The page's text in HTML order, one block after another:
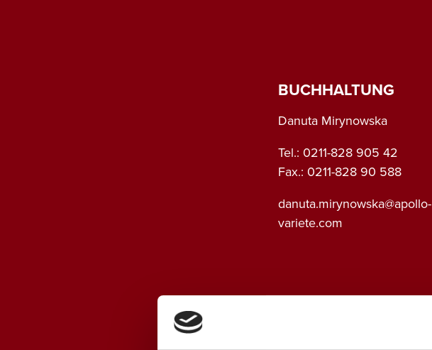
BUCHHALTUNG
Danuta Mirynowska
Tel.: 0211-828 905 42
Fax.: 0211-828 90 588
danuta.mirynowska@apollo-
variete.com